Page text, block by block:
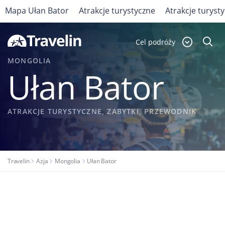
Cel podróży
MONGOLIA
Ułan Bator
ATRAKCJE TURYSTYCZNE, ZABYTKI, PRZEWODNIK
Travelin Azja Mongolia Ułan Bator
Mapa Ułan Bator Atrakcje turystyczne Atrakcje